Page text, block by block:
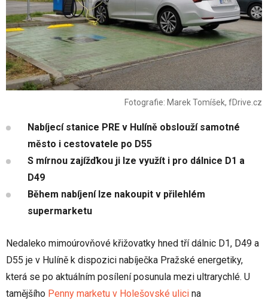
Fotografie: Marek Tomíšek, fDrive.cz
Nabíjecí stanice PRE v Hulíně obslouží samotné
město i cestovatele po D55
S mírnou zajížďkou ji lze využít i pro dálnice D1 a
D49
Během nabíjení lze nakoupit v přilehlém
supermarketu
Nedaleko mimoúrovňové křižovatky hned tří dálnic D1, D49 a
D55 je v Hulíně k dispozici nabíječka Pražské energetiky,
která se po aktuálním posílení posunula mezi ultrarychlé. U
tamějšího Penny marketu v Holešovské ulici na